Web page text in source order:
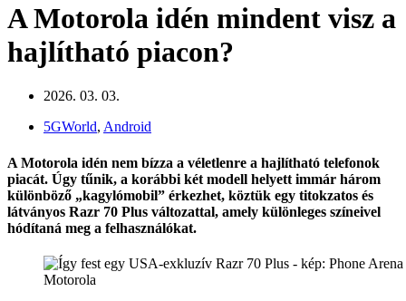
A Motorola idén mindent visz a
hajlítható piacon?
2026. 03. 03.
5GWorld, Android
A Motorola idén nem bízza a véletlenre a hajlítható telefonok
piacát. Úgy tűnik, a korábbi két modell helyett immár három
különböző „kagylómobil” érkezhet, köztük egy titokzatos és
látványos Razr 70 Plus változattal, amely különleges színeivel
hódítaná meg a felhasználókat.
Motorola